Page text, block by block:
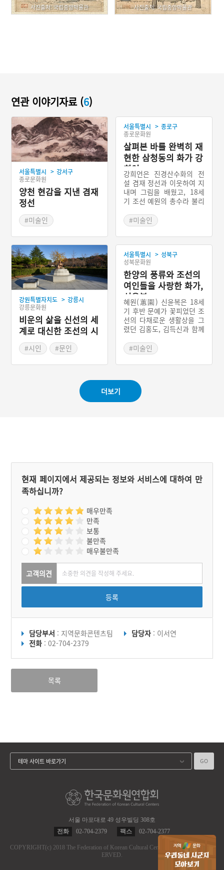
사진출처: 국립중앙박물관 사진출처: 국립중앙박물관
연관 이야기자료 (6)
서울특별시 > 강서구
종로문화원
양천 현감을 지낸 겸재
정선
#미술인
#서울의 문화예술인
서울특별시 > 종로구
종로문화원
살펴본 바를 완벽히 재
현한 삼청동의 화가 강
희언
강희언은 진경산수화의 전
설 겸재 정선과 이웃하여 지
내며 그림을 배웠고, 18세
기 조선 예원의 총수라 불리
서와 조영석 등 문인화가의
전통을 계승하였다. 풍속화
및 미점(米點)과 부벽준(斧
劈皴) 등을 혼용하여 나타
낸 바위 표현, 담청색의 색
감, 솔 숲의 수지법(樹枝法)
등에서 정선 화풍의 영향을
넘어 실제 자신의 눈으로 살
펴본 바를 완벽히 재현했던
삼청동의 화가이다.
#미술인
#서울의 문화예술인
강원특별자치도 > 강릉시
강릉문화원
비운의 삶을 신선의 세
계로 대신한 조선의 시
인, 난설헌
#시인
#문인
서울특별시 > 성북구
성북문화원
한양의 풍류와 조선의
여인들을 사랑한 화가,
신윤복
혜원(蕙園) 신윤복은 18세
기 후반 문예가 꽃피었던 조
선의 다채로운 생활상을 그
렸던 김홍도, 김득신과 함께
꼽힌다. 특히 양반 남성의
풍류와 향락, 그들의 이중성
에서 비롯하는 우스꽝스러
일상의 단면을 해학과 재치
가 넘치는 방식으로 풍자하
되 정교하고 세련된 도시적
#미술인
더보기
현재 페이지에서 제공되는 정보와 서비스에 대하여 만
족하십니까?
매우만족
만족
보통
불만족
매우불만족
고객의견
등록
담당부서 : 지역문화콘텐츠팀 담당자 : 이서연
전화 : 02-704-2379
목록
서울 마포대로 49 성우빌딩 308호
전화
02-704-2379 팩스 02-704-2377
COPYRIGHT(c) 2018 The Federation of Korean Cultural Centers.
ALL RIGHT RES
ERVED.
테마 사이트 바로가기 GO